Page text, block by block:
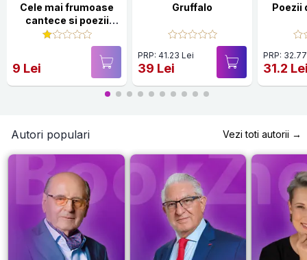
Cele mai frumoase
cantece si poezii
pentru cei mai mici
9 Lei
Gruffalo
PRP: 41.23 Lei
39 Lei
Poezii
PRP:
31.2
Autori populari Vezi toti autorii →